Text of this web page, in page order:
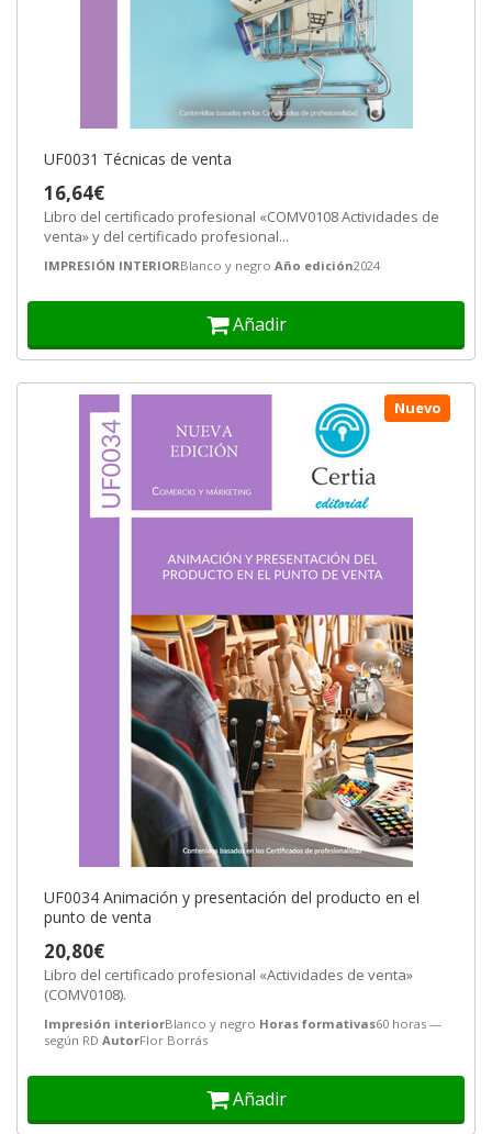
UF0031 Técnicas de venta
16,64€
Libro del certificado profesional «COMV0108 Actividades de
venta» y del certificado profesional...
IMPRESIÓN INTERIORBlanco y negro Año edición2024
Añadir
UF0034 Animación y presentación del producto en el
punto de venta
Nuevo
20,80€
Libro del certificado profesional «Actividades de venta»
(COMV0108).
Impresión interiorBlanco y negro Horas formativas60 horas —
según RD AutorFlor Borrás
Añadir